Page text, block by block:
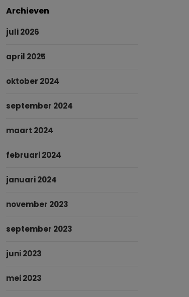
Archieven
juli 2026
april 2025
oktober 2024
september 2024
maart 2024
februari 2024
januari 2024
november 2023
september 2023
juni 2023
mei 2023